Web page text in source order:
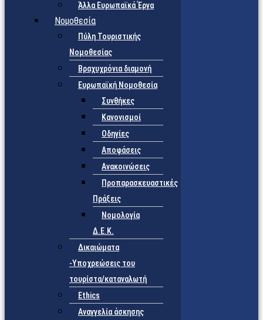
Άλλα Ευρωπαϊκά Έργα
Νομοθεσία
Πύλη Τουριστικής
Νομοθεσίας
Βραχυχρόνια διαμονή
Ευρωπαϊκή Νομοθεσία
Συνθήκες
Κανονισμοί
Οδηγίες
Αποφάσεις
Ανακοινώσεις
Προπαρασκευαστικές
Πράξεις
Νομολογία
Δ.Ε.Κ.
Δικαιώματα
-Υποχρεώσεις του
τουρίστα/καταναλωτή
Ethics
Αναγγελία άσκησης